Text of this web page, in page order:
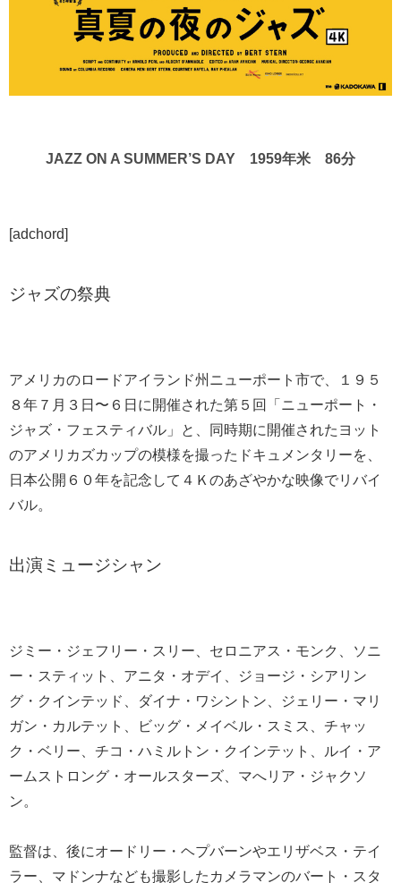
JAZZ ON A SUMMER’S DAY 1959年米 86分
[adchord]
ジャズの祭典
アメリカのロードアイランド州ニューポート市で、１９５
８年７月３日〜６日に開催された第５回「ニューポート・
ジャズ・フェスティバル」と、同時期に開催されたヨット
のアメリカズカップの模様を撮ったドキュメンタリーを、
日本公開６０年を記念して４Ｋのあざやかな映像でリバイ
バル。
出演ミュージシャン
ジミー・ジェフリー・スリー、セロニアス・モンク、ソニ
ー・スティット、アニタ・オデイ、ジョージ・シアリン
グ・クインテッド、ダイナ・ワシントン、ジェリー・マリ
ガン・カルテット、ビッグ・メイベル・スミス、チャッ
ク・ベリー、チコ・ハミルトン・クインテット、ルイ・ア
ームストロング・オールスターズ、マへリア・ジャクソ
ン。
監督は、後にオードリー・ヘプバーンやエリザベス・テイ
ラー、マドンナなども撮影したカメラマンのバート・スタ